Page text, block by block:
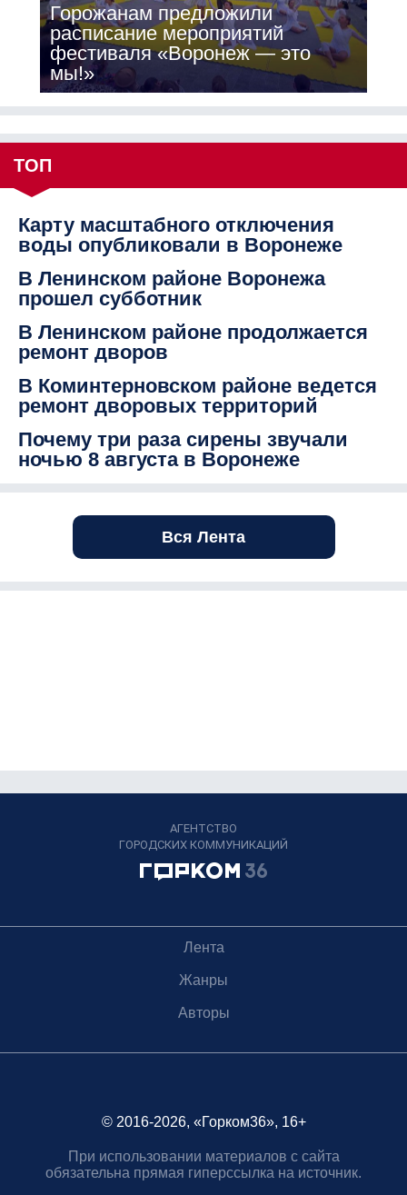
Горожанам предложили
расписание мероприятий
фестиваля «Воронеж — это
мы!»
ТОП
Карту масштабного отключения
воды опубликовали в Воронеже
В Ленинском районе Воронежа
прошел субботник
В Ленинском районе продолжается
ремонт дворов
В Коминтерновском районе ведется
ремонт дворовых территорий
Почему три раза сирены звучали
ночью 8 августа в Воронеже
Вся Лента
АГЕНТСТВО
ГОРОДСКИХ КОММУНИКАЦИЙ
Лента
Жанры
Авторы
© 2016-2026, «Горком36», 16+
При использовании материалов с сайта
обязательна прямая гиперссылка на источник.